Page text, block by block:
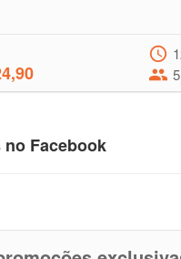
Facebook